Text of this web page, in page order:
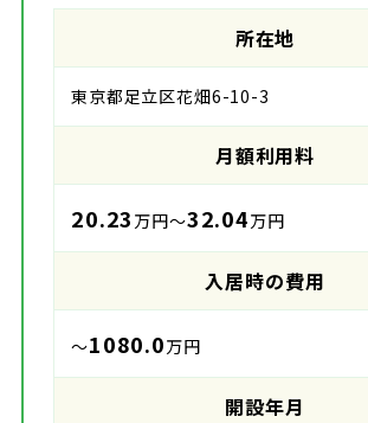
所在地
東京都足立区花畑6-10-3
月額利用料
20.23 万円～32.04万円
入居時の費用
～1080.0万円
開設年月